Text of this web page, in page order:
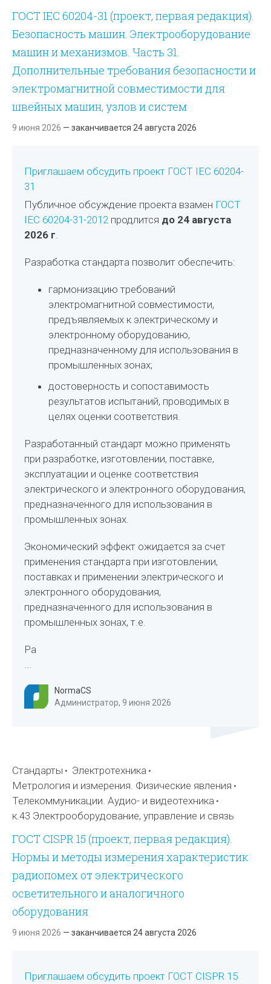
ГОСТ IEC 60204-31 (проект, первая редакция).
Безопасность машин. Электрооборудование
машин и механизмов. Часть 31.
Дополнительные требования безопасности и
электромагнитной совместимости для
швейных машин, узлов и систем
9 июня 2026 — заканчивается 24 августа 2026
Приглашаем обсудить проект ГОСТ IEC 60204-
31
Публичное обсуждение проекта взамен ГОСТ
IEC 60204-31-2012 продлится до 24 августа
2026 г.
Разработка стандарта позволит обеспечить:
гармонизацию требований
электромагнитной совместимости,
предъявляемых к электрическому и
электронному оборудованию,
предназначенному для использования в
промышленных зонах;
достоверность и сопоставимость
результатов испытаний, проводимых в
целях оценки соответствия.
Разработанный стандарт можно применять
при разработке, изготовлении, поставке,
эксплуатации и оценке соответствия
электрического и электронного оборудования,
предназначенного для использования в
промышленных зонах.
Экономический эффект ожидается за счет
применения стандарта при изготовлении,
поставках и применении электрического и
электронного оборудования,
предназначенного для использования в
промышленных зонах, т.е.
Ра
...
NormaCS
Администратор, 9 июня 2026
Стандарты
Электротехника
Метрология и измерения. Физические явления
Телекоммуникации. Аудио- и видеотехника
к.43 Электрооборудование, управление и связь
ГОСТ CISPR 15 (проект, первая редакция).
Нормы и методы измерения характеристик
радиопомех от электрического
осветительного и аналогичного
оборудования
9 июня 2026 — заканчивается 24 августа 2026
Приглашаем обсудить проект ГОСТ CISPR 15